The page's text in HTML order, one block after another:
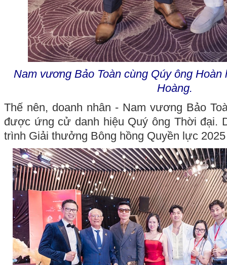
Nam vương Bảo Toàn cùng Qúy ông Hoàn
Hoàng.
Thế nên, doanh nhân - Nam vương Bảo
được ứng cử danh hiệu Quý ông Thời đại.
trình Giải thưởng Bông hồng Quyền lực